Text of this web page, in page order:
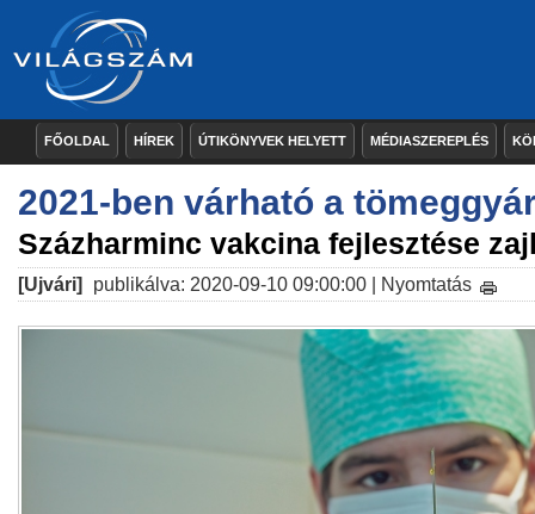
FŐOLDAL HÍREK ÚTIKÖNYVEK HELYETT MÉDIASZEREPLÉS
2021-ben várható a
Százharminc vakcina fejlesztése
[Ujvári] publikálva: 2020-09-10 09:00:00 | Nyomtatás